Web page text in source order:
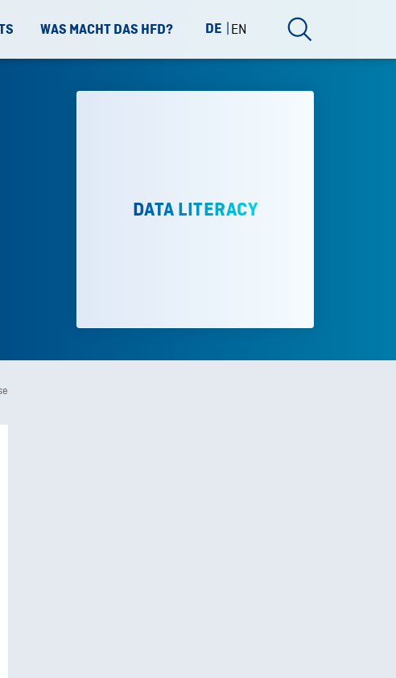
WAS MACHT DAS HFD? DE EN
DATA LITERACY